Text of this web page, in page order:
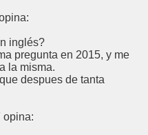
inglés?
pregunta en 2015, y me
la misma.
despues de tanta
opina: